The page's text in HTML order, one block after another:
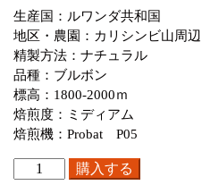
生産国：ルワンダ共和国
地区・農園：カリシンビ山周辺
精製方法：ナチュラル
品種：ブルボン
標高：1800-2000ｍ
焙煎度：ミディアム
焙煎機：Probat P05
購入する